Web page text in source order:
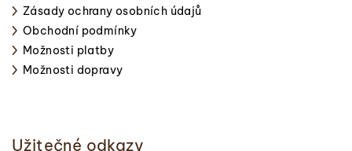
Zásady ochrany osobních údajů
Obchodní podmínky
Možnosti platby
Možnosti dopravy
Užitečné odkazy